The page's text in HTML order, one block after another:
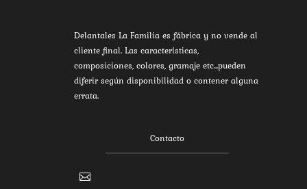
Delantales La Familia es fábrica y no vende al
cliente final. Las características,
composiciones, colores, gramaje etc...pueden
diferir según disponibilidad o contener alguna
errata.
Contacto
